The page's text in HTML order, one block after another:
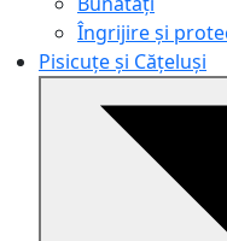
Îngrijire și
Pisicuțe și Cățeluși